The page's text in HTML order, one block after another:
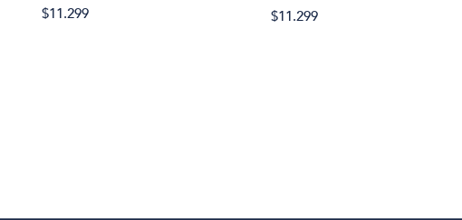
$11.299
$11.299